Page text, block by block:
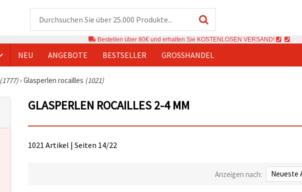
Bestellen über 80€ und erhalten Sie KOSTENLOSEN VERSAND!
NEU ANGEBOTE BESTSELLER GROSSHANDEL
(1777)› Glasperlen rocailles (1021)
GLASPERLEN ROCAILLES 2-4 MM
1021 Artikel | Seiten 14/22
Anzeigen nach: